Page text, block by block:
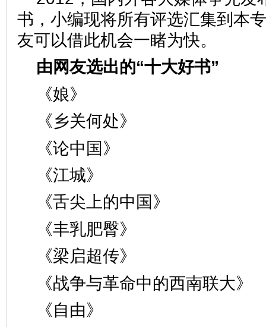
书，小编现将所有评选汇集到本
友可以借此机会一睹为快。
由网友选出的“十大好书”
《娘》
《乡关何处》
《论中国》
《江城》
《舌尖上的中国》
《丰乳肥臀》
《梁启超传》
《战争与革命中的西南联大》
《自由》